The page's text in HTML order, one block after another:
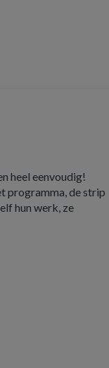
heel eenvoudig!
programma, de strip
hun werk, ze